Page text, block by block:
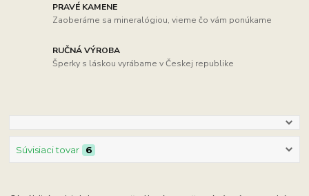
PRAVÉ KAMENE
Zaoberáme sa mineralógiou, vieme čo vám ponúkame
RUČNÁ VÝROBA
Šperky s láskou vyrábame v Českej republike
Súvisiaci tovar 6